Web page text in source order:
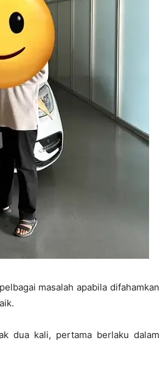
masalah apabila difahamkan
dua kali, pertama berlaku dalam